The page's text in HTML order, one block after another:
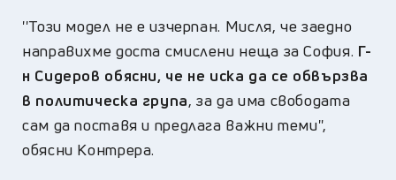
''Този модел не е изчерпан. Мисля, че заедно
направихме доста смислени неща за София. Г-
н Сидеров обясни, че не иска да се обвързва
в политическа група, за да има свободата
сам да поставя и предлага важни теми'',
обясни Контрера.